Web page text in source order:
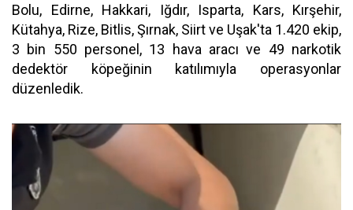
Bolu, Edirne, Hakkari, Iğdır, Isparta, Kars, Kırşehir,
Kütahya, Rize, Bitlis, Şırnak, Siirt ve Uşak'ta 1.420 ekip,
3 bin 550 personel, 13 hava aracı ve 49 narkotik
dedektör köpeğinin katılımıyla operasyonlar
düzenledik.